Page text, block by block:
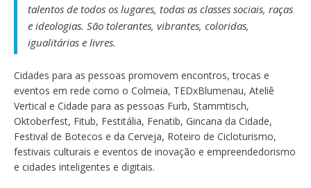
talentos de todos os lugares, todas as classes sociais, raças
e ideologias. São tolerantes, vibrantes, coloridas,
igualitárias e livres.
Cidades para as pessoas promovem encontros, trocas e
eventos em rede como o Colmeia, TEDxBlumenau, Ateliê
Vertical e Cidade para as pessoas Furb, Stammtisch,
Oktoberfest, Fitub, Festitália, Fenatib, Gincana da Cidade,
Festival de Botecos e da Cerveja, Roteiro de Cicloturismo,
festivais culturais e eventos de inovação e empreendedorismo
e cidades inteligentes e digitais.